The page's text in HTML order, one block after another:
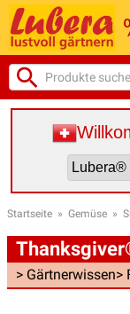
Startseite » Gemüse »
> Gärtnerwissen>